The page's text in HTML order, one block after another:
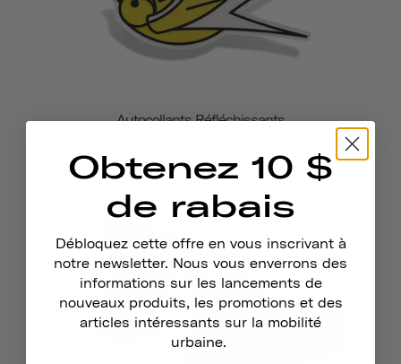
Autocollants Réfléchissants
Obtenez 10 $
de rabais
Débloquez cette offre en vous inscrivant à
notre newsletter. Nous vous enverrons des
informations sur les lancements de
nouveaux produits, les promotions et des
articles intéressants sur la mobilité
urbaine.